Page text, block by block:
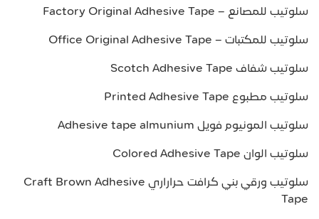
سلوتيب للمصانع – Factory Original Adhesive Tape
سلوتيب للمكتبات – Office Original Adhesive Tape
سلوتيب شفاف Scotch Adhesive Tape
سلوتيب مطبوع Printed Adhesive Tape
سلوتيب المونيوم فويل Adhesive tape almunium
سلوتيب الوان Colored Adhesive Tape
سلوتيب ورقي بني كرافت حراراري Craft Brown Adhesive
Tape